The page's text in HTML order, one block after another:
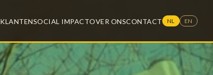
KLANTENSOCIAL IMPACTOVER ONSCONTACT NL EN